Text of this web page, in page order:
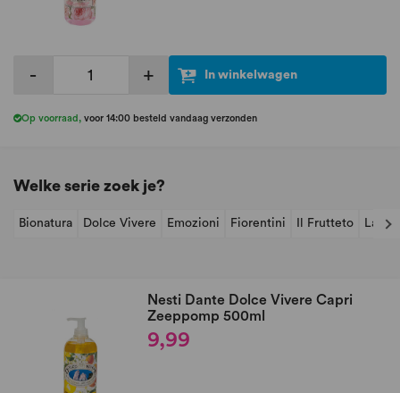
- + In winkelwagen
Op voorraad , voor 14:00 besteld vandaag verzonden
Welke serie zoek je?
Bionatura Dolce Vivere Emozioni Fiorentini Il Frutteto
Nesti Dante Dolce Vivere Capri
Zeeppomp 500ml
9,99